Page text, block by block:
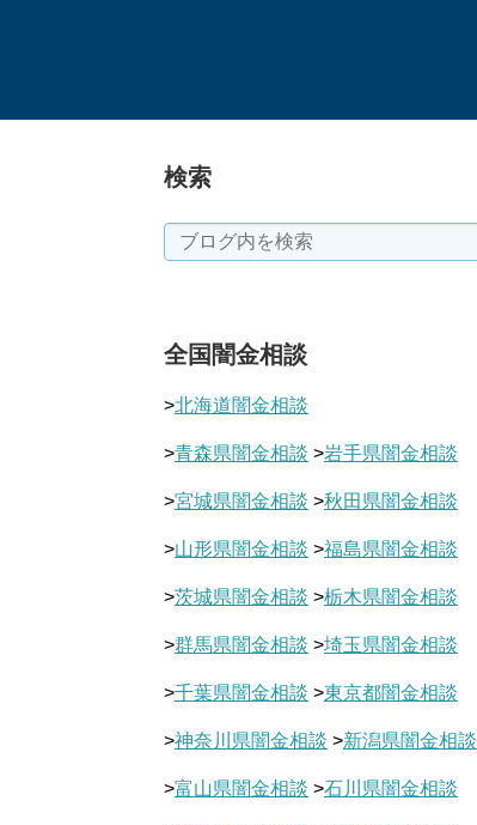
検索
全国闇金相談
>北海道闇金相談
>青森県闇金相談 >岩手県闇金相談
>宮城県闇金相談 >秋田県闇金相談
>山形県闇金相談 >福島県闇金相談
>茨城県闇金相談 >栃木県闇金相談
>群馬県闇金相談 >埼玉県闇金相談
>千葉県闇金相談 >東京都闇金相談
>神奈川県闇金相談 >新潟県闇金相談
>富山県闇金相談 >石川県闇金相談